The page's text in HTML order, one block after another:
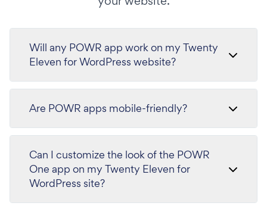
Will any POWR app work on my Twenty
Eleven for WordPress website?
Are POWR apps mobile-friendly?
Can I customize the look of the POWR
One app on my Twenty Eleven for
WordPress site?